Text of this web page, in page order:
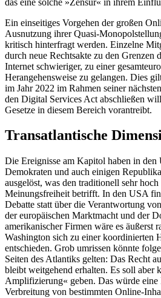
Ein einseitiges Vorgehen der großen
Ausnutzung ihrer Quasi-
kritisch hinterfragt werden. Ein­zelne
durch neue Rechtsakte zu den Grenzen
Internet schwieriger, zu einer
Herangehensweise zu gelangen. Dies
im Jahr 2022 im Rahmen seiner
den Digital Services Act abschließen
Gesetze in diesem Bereich vorantreibt.
Transatlantische
Die Ereignisse am Kapitol haben in den
Demokraten und auch einigen
ausgelöst, was den traditionell sehr
Meinungsfreiheit betrifft. In den USA
Debatte statt über die Verantwortung
der euro­päischen Marktmacht und der
amerikanischer Firmen wäre es äußerst
Washington sich zu einer ko­ordinierten
entschieden. Grob umrissen könnte
Seiten des Atlan­tiks gelten: Das Recht
bleibt weitgehend erhalten. Es soll aber
Amplifizierung« geben. Das würde eine
Verbreitung von bestimmten Online-